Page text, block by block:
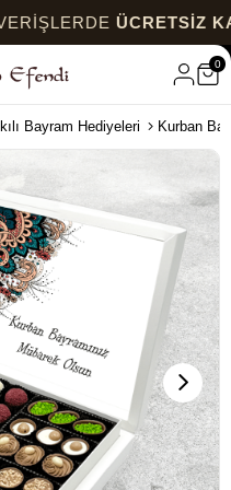
ÜCRETSİZ KARGO
0
Bayram Hediyeleri